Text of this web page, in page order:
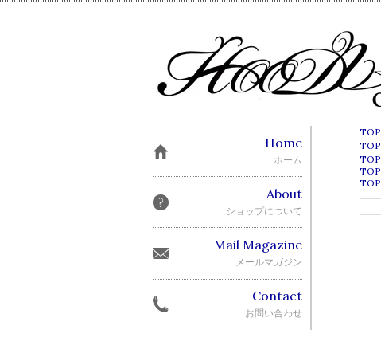
TOP
TOP
TOP
TOP
TOP
Home
ホーム
About
ショップについて
Mail Magazine
メールマガジン
Contact
お問い合わせ